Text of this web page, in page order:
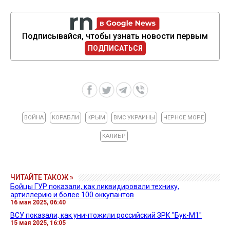
Подписывайся, чтобы узнать новости первым
ПОДПИСАТЬСЯ
ВОЙНА КОРАБЛИ КРЫМ ВМС УКРАИНЫ ЧЕРНОЕ МОРЕ
КАЛИБР
ЧИТАЙТЕ ТАКОЖ »
Бойцы ГУР показали, как ликвидировали технику,
артиллерию и более 100 оккупантов
16 мая 2025, 06:40
ВСУ показали, как уничтожили российский ЗРК "Бук-М1"
15 мая 2025, 16:05